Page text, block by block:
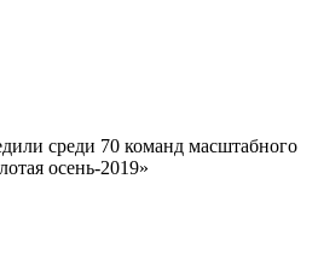
среди 70 команд масштабного
осень-2019»